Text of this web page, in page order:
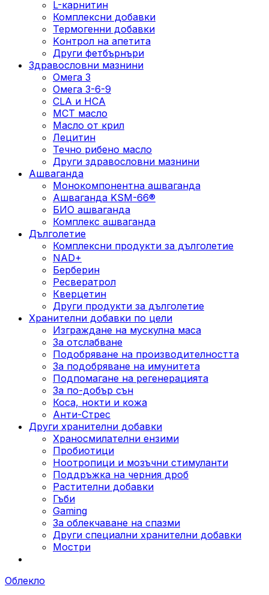
L-карнитин
Комплексни добавки
Термогенни добавки
Kонтрол на апетита
Други фетбърнъри
Здравословни мазнини
Омега 3
Омега 3-6-9
CLA и HCA
МСТ масло
Масло от крил
Лецитин
Течно рибено масло
Други здравословни мазнини
Ашваганда
Монокомпонентна ашваганда
Ашваганда KSM-66®
БИО ашваганда
Комплекс ашваганда
Дълголетие
Комплексни продукти за дълголетие
NAD+
Берберин
Ресвератрол
Кверцетин
Други продукти за дълголетие
Хранителни добавки по цели
Изграждане на мускулна маса
За отслабване
Подобряване на производителността
За подобряване на имунитета
Подпомагане на регенерацията
За по-добър сън
Коса, нокти и кожа
Анти-Стрес
Други хранителни добавки
Храносмилателни ензими
Пробиотици
Ноотропици и мозъчни стимуланти
Поддръжка на черния дроб
Растителни добавки
Гъби
Gaming
За облекчаване на спазми
Други специални хранителни добавки
Мостри
Облекло